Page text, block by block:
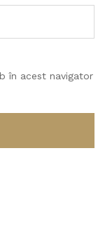
în acest navigator